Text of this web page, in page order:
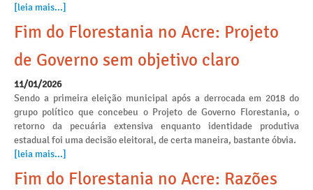
[leia mais...]
Fim do Florestania no Acre: Projeto
de Governo sem objetivo claro
11/01/2026
Sendo a primeira eleição municipal após a derrocada em 2018 do
grupo político que concebeu o Projeto de Governo Florestania, o
retorno da pecuária extensiva enquanto identidade produtiva
estadual foi uma decisão eleitoral, de certa maneira, bastante óbvia.
[leia mais...]
Fim do Florestania no Acre: Razões